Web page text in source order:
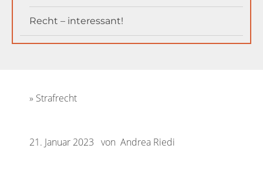
Recht – interessant!
Strafrecht
21. Januar 2023 von Andrea Riedi